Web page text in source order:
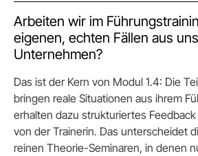
Arbeiten wir im
eigenen, echten Fällen aus
Unternehmen?
Das ist der Kern von Modul 1.4: Die
bringen reale Situationen aus ihrem
erhalten dazu strukturiertes
von der Trainerin. Das unterscheidet
reinen Theorie-Seminaren, in denen